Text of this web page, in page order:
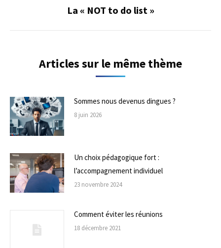
Onglet
La « NOT to do list »
Articles sur le même thème
Sommes nous devenus dingues ?
8 juin 2026
Un choix pédagogique fort :
l’accompagnement individuel
23 novembre 2024
Comment éviter les réunions
18 décembre 2021